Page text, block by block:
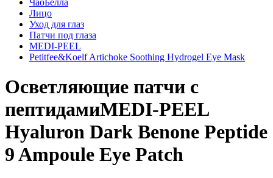
ЧаоБелла
Лицо
Уход для глаз
Патчи под глаза
MEDI-PEEL
Petitfee&Koelf Artichoke Soothing Hydrogel Eye Mask
Осветляющие патчи с
пептидамиMEDI-PEEL
Hyaluron Dark Benone Peptide
9 Ampoule Eye Patch